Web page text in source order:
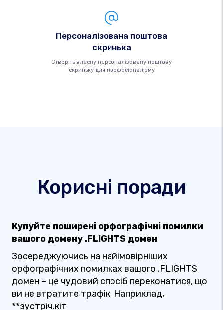
Персоналізована поштова
скринька
Створіть власну персоналізовану поштову
скриньку для професіоналізму
Корисні поради
Купуйте поширені орфографічні помилки
вашого домену .FLIGHTS домен
Зосереджуючись на найімовірніших
орфографічних помилках вашого .FLIGHTS
домен – це чудовий спосіб переконатися, що
ви не втратите трафік. Наприклад,
**зустріч.кіт